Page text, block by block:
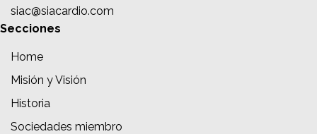
siac@siacardio.com
Secciones
Home
Misión y Visión
Historia
Sociedades miembro